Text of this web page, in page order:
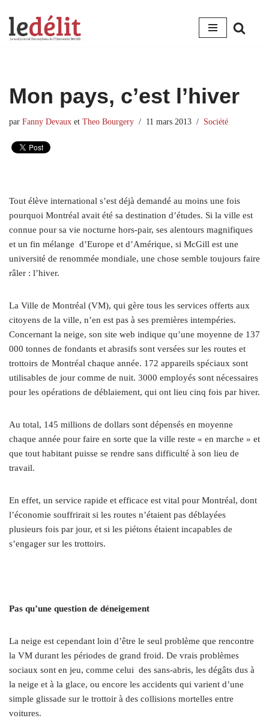
Aller
Mon pays, c’est l’hiver
par Fanny Devaux et Theo Bourgery 11 mars 2013 Société
Tout élève international s’est déjà demandé au moins une fois
pourquoi Montréal avait été sa destination d’études. Si la ville est
connue pour sa vie nocturne hors-pair, ses alentours magnifiques
et un fin mélange d’Europe et d’Amérique, si McGill est une
université de renommée mondiale, une chose semble toujours faire
râler : l’hiver.
La Ville de Montréal (VM), qui gère tous les services offerts aux
citoyens de la ville, n’en est pas à ses premières intempéries.
Concernant la neige, son site web indique qu’une moyenne de 137
000 tonnes de fondants et abrasifs sont versées sur les routes et
trottoirs de Montréal chaque année. 172 appareils spéciaux sont
utilisables de jour comme de nuit. 3000 employés sont nécessaires
pour les opérations de déblaiement, qui ont lieu cinq fois par hiver.
Au total, 145 millions de dollars sont dépensés en moyenne
chaque année pour faire en sorte que la ville reste « en marche » et
que tout habitant puisse se rendre sans difficulté à son lieu de
travail.
En effet, un service rapide et efficace est vital pour Montréal, dont
l’économie souffrirait si les routes n’étaient pas déblayées
plusieurs fois par jour, et si les piétons étaient incapables de
s’engager sur les trottoirs.
Pas qu’une question de déneigement
La neige est cependant loin d’être le seul problème que rencontre
la VM durant les périodes de grand froid. De vrais problèmes
sociaux sont en jeu, comme celui des sans-abris, les dégâts dus à
la neige et à la glace, ou encore les accidents qui varient d’une
simple glissade sur le trottoir à des collisions mortelles entre
voitures.